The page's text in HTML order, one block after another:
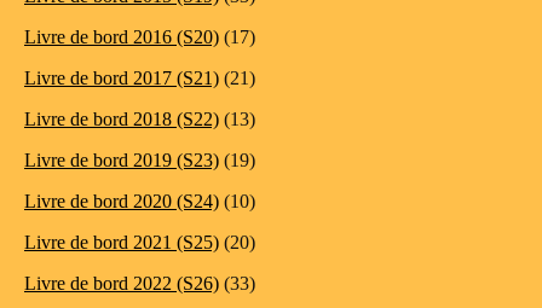
Livre de bord 2016 (S20) (17)
Livre de bord 2017 (S21) (21)
Livre de bord 2018 (S22) (13)
Livre de bord 2019 (S23) (19)
Livre de bord 2020 (S24) (10)
Livre de bord 2021 (S25) (20)
Livre de bord 2022 (S26) (33)